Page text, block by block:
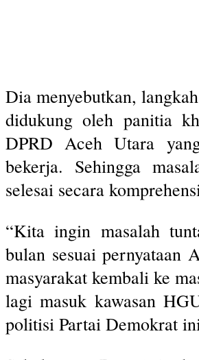
Dia menyebutkan,
didukung oleh panitia
DPRD Aceh Utara
bekerja. Sehingga
selesai secara
“Kita ingin masalah
bulan sesuai pernyataan
masyarakat kembali ke
lagi masuk kawasan
politisi Partai Demokrat